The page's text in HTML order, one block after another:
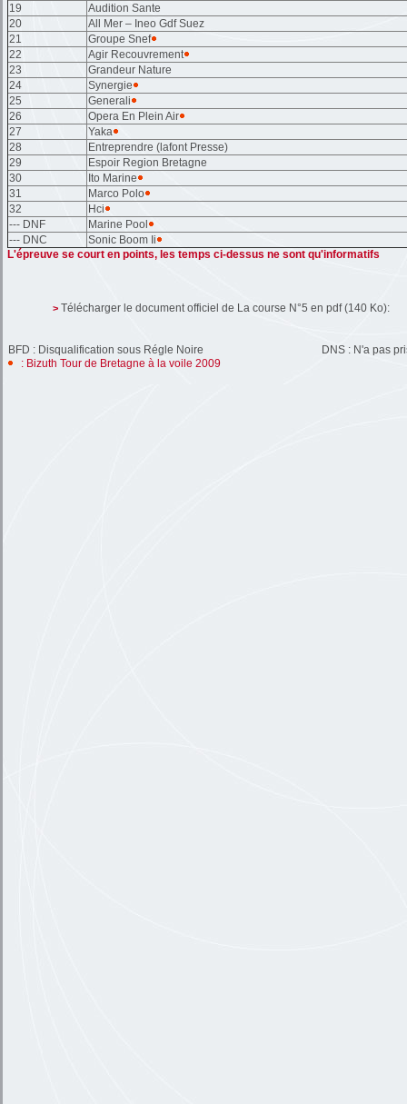
19
Audition Sante
20
All Mer – Ineo Gdf Suez
21
Groupe Snef
22
Agir Recouvrement
23
Grandeur Nature
24
Synergie
25
Generali
26
Opera En Plein Air
27
Yaka
28
Entreprendre (lafont Presse)
29
Espoir Region Bretagne
30
Ito Marine
31
Marco Polo
32
Hci
--- DNF
Marine Pool
--- DNC
Sonic Boom Ii
L'épreuve se court en points, les temps ci-dessus ne sont qu'informatifs
> Télécharger le document officiel de La course N°5 en pdf (140 Ko):
BFD : Disqualification sous Régle Noire
DNS : N'a pas
: Bizuth Tour de Bretagne à la voile 2009